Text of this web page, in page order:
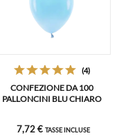
(4)
CONFEZIONE DA 100
PALLONCINI BLU CHIARO
7,72 € TASSE INCLUSE